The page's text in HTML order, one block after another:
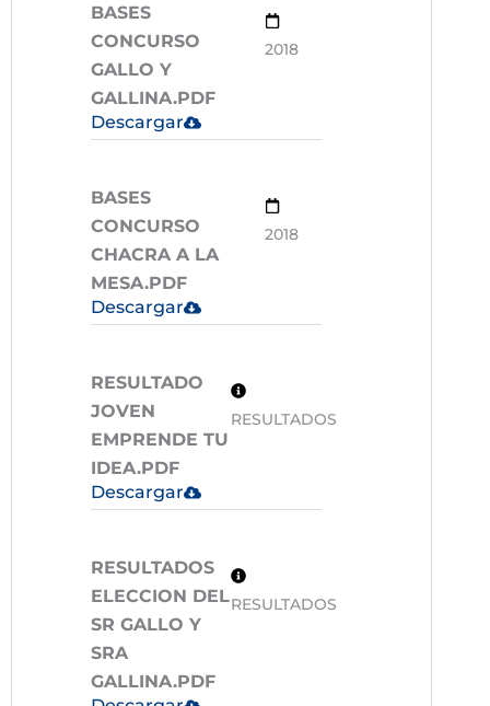
BASES
CONCURSO
GALLO Y
GALLINA.PDF
2018
Descargar
BASES
CONCURSO
CHACRA A LA
MESA.PDF
2018
Descargar
RESULTADO
JOVEN
EMPRENDE TU
IDEA.PDF
RESULTADOS
Descargar
RESULTADOS
ELECCION DEL
SR GALLO Y
SRA
GALLINA.PDF
RESULTADOS